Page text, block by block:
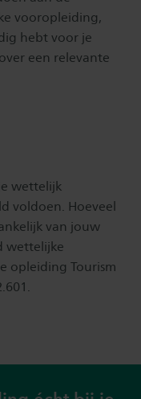
vooropleiding,
hebt voor je
een relevante
wettelijk
voldoen. Hoeveel
van jouw
wettelijke
opleiding Tourism